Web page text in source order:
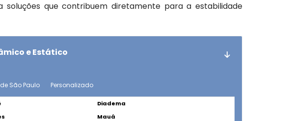
que contribuem diretamente para a estabilidade
e Estático
São Paulo Personalizado
Diadema
Mauá